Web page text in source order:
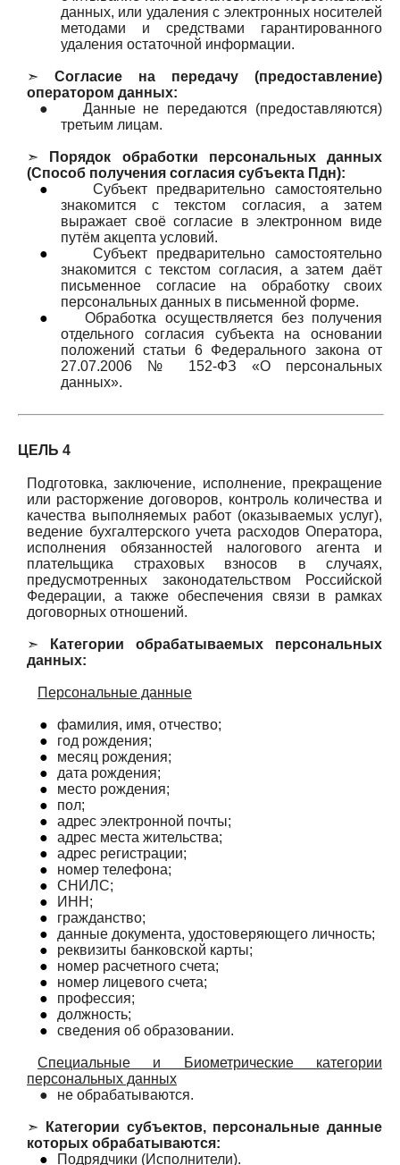
данных, или удаления с электронных носителей
методами и средствами гарантированного
удаления остаточной информации.
➣ Согласие на передачу (предоставление)
оператором данных:
●
Данные не передаются (предоставляются)
третьим лицам.
➣
Порядок обработки персональных данных
(Способ получения согласия субъекта Пдн):
●
Субъект предварительно самостоятельно
знакомится с текстом согласия, а затем
выражает своё согласие в электронном виде
путём акцепта условий.
●
Субъект предварительно самостоятельно
знакомится с текстом согласия, а затем даёт
письменное согласие на обработку своих
персональных данных в письменной форме.
●
Обработка осуществляется без получения
отдельного согласия субъекта на основании
положений статьи 6 Федерального закона от
27.07.2006 № 152-ФЗ «О персональных
данных».
ЦЕЛЬ 4
Подготовка, заключение, исполнение, прекращение
или расторжение договоров, контроль количества и
качества выполняемых работ (оказываемых услуг),
ведение бухгалтерского учета расходов Оператора,
исполнения обязанностей налогового агента и
плательщика страховых взносов в случаях,
предусмотренных законодательством Российской
Федерации, а также обеспечения связи в рамках
договорных отношений.
➣
Категории обрабатываемых персональных
данных:
Персональные данные
●
фамилия, имя, отчество;
●
год рождения;
●
месяц рождения;
●
дата рождения;
●
место рождения;
●
пол;
●
адрес электронной почты;
●
адрес места жительства;
●
адрес регистрации;
●
номер телефона;
●
СНИЛС;
●
ИНН;
●
гражданство;
●
данные документа, удостоверяющего личность;
●
реквизиты банковской карты;
●
номер расчетного счета;
●
номер лицевого счета;
●
профессия;
●
должность;
●
сведения об образовании.
Специальные и Биометрические категории
персональных данных
●
не обрабатываются.
➣
Категории субъектов, персональные данные
которых обрабатываются:
●
Подрядчики (Исполнители).